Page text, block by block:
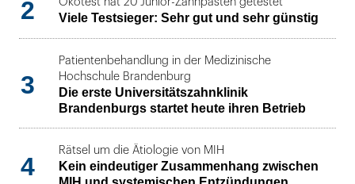
2 Viele Testsieger: Sehr gut und sehr günstig
3
Patientenbehandlung in der Medizinische
Hochschule Brandenburg
Die erste Universitätszahnklinik
Brandenburgs startet heute ihren Betrieb
4
Rätsel um die Ätiologie von MIH
Kein eindeutiger Zusammenhang zwischen